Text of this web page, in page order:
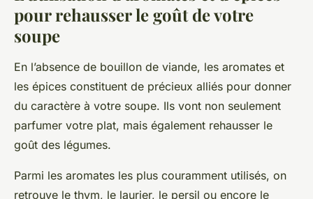
pour rehausser le goût de votre
soupe
En l’absence de bouillon de viande, les aromates et
les épices constituent de précieux alliés pour donner
du caractère à votre soupe. Ils vont non seulement
parfumer votre plat, mais également rehausser le
goût des légumes.
Parmi les aromates les plus couramment utilisés, on
retrouve le thym, le laurier, le persil ou encore le